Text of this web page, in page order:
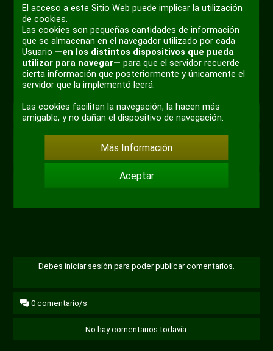
@Monosabio
#ilusionista
Debes iniciar sesión para poder publicar comentarios.
0 comentario/s
No hay comentarios todavía.
El acceso a este Sitio Web puede implicar la utilización
de cookies.
Las cookies son pequeñas cantidades de información
que se almacenan en el navegador utilizado por cada
Usuario —en los distintos dispositivos que pueda
utilizar para navegar— para que el servidor recuerde
cierta información que posteriormente y únicamente el
servidor que la implementó leerá.
Las cookies facilitan la navegación, la hacen más
amigable, y no dañan el dispositivo de navegación.
Más Información
Aceptar